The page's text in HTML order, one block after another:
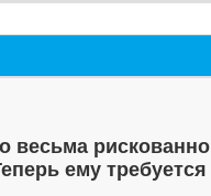
весьма рискованно
ему требуется